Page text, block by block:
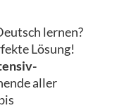
lernen?
Lösung!
aller